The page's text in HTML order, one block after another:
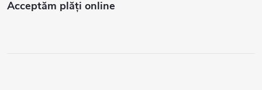
Acceptăm plăţi online